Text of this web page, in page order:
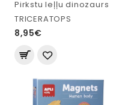
Pirkstu leļļu dinozaurs
TRICERATOPS
8,95€